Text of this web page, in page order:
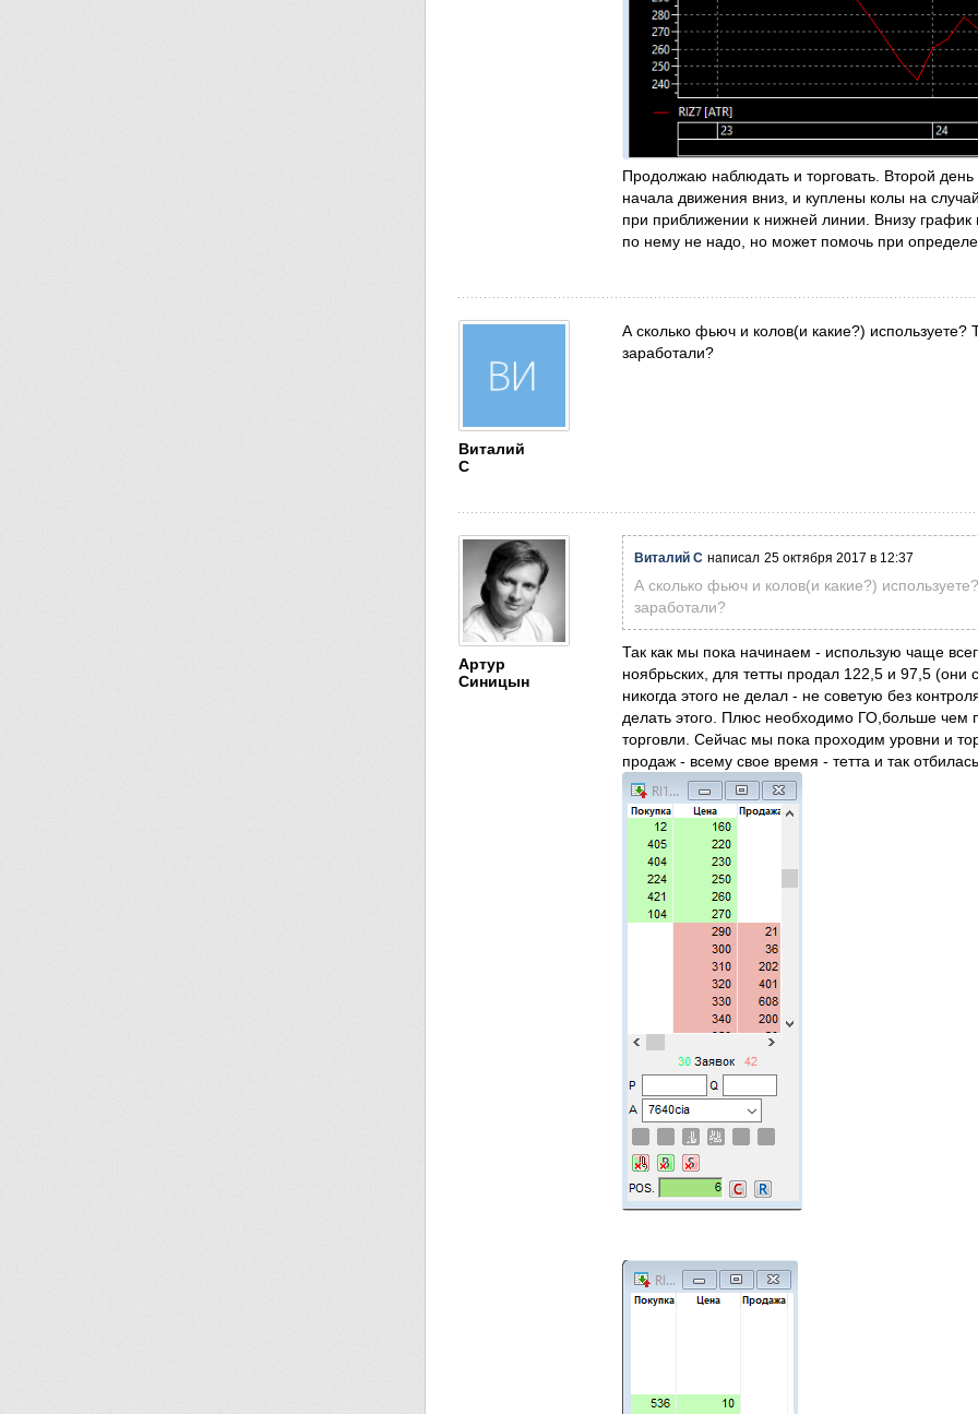
Продолжаю наблюдать и торговать. Второй
начала движения вниз, и куплены колы на
при приближении к нижней линии. Внизу график
по нему не надо, но может помочь при
Виталий
С
А сколько фьюч и колов(и какие?) используете?
заработали?
Артур
Синицын
Виталий С написал 25 октября 2017 в 12:37
А сколько фьюч и колов(и какие?)
заработали?
Так как мы пока начинаем - использую чаще
ноябрьских, для тетты продал 122,5 и 97,5 (они
никогда этого не делал - не советую без
делать этого. Плюс необходимо ГО,больше чем
торговли. Сейчас мы пока проходим уровни и
продаж - всему свое время - тетта и так